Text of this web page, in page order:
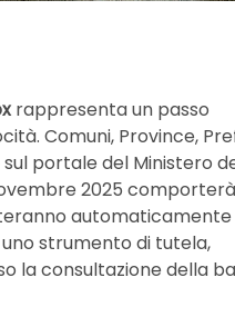
rappresenta un passo
Comuni, Province,
portale del Ministero
2025 comporterà
automaticamente
strumento di tutela,
la consultazione della